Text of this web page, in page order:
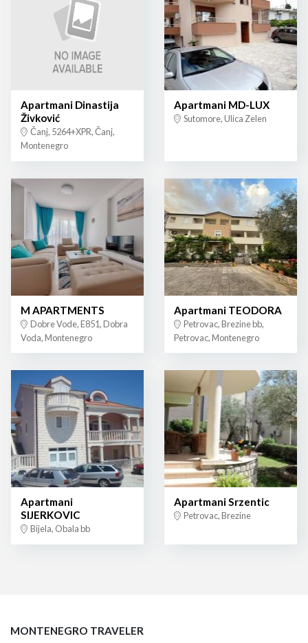
Apartmani Dinastija
Živković
Čanj, 5264+XPR, Čanj,
Montenegro
Apartmani MD-LUX
Sutomore, Ulica Zelen
M APARTMENTS
Dobre Vode, E851, Dobra
Voda, Montenegro
Apartmani TEODORA
Petrovac, Brezine bb,
Petrovac, Montenegro
Apartmani
SIJERKOVIC
Bijela, Obala bb
Apartmani Srzentic
Petrovac, Brezine
MONTENEGRO TRAVELER